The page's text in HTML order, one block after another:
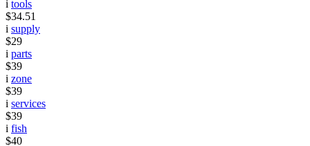
i tools
$34.51
i supply
$29
i parts
$39
i zone
$39
i services
$39
i fish
$40